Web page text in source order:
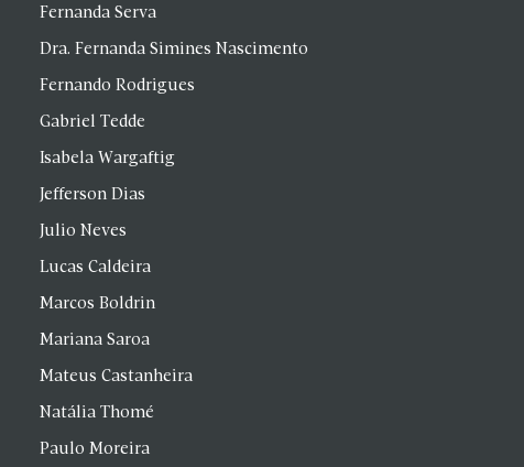
Fernanda Serva
Dra. Fernanda Simines Nascimento
Fernando Rodrigues
Gabriel Tedde
Isabela Wargaftig
Jefferson Dias
Julio Neves
Lucas Caldeira
Marcos Boldrin
Mariana Saroa
Mateus Castanheira
Natália Thomé
Paulo Moreira